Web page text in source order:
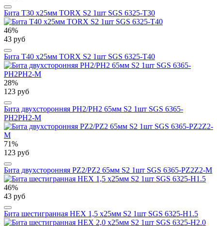
Бита T30 х25мм TORX S2 1шт SGS 6325-T30
46%
43 руб
Бита T40 х25мм TORX S2 1шт SGS 6325-T40
28%
123 руб
Бита двухсторонняя PH2/PН2 65мм S2 1шт SGS 6365-
PH2PH2-M
71%
123 руб
Бита двухсторонняя PZ2/PZ2 65мм S2 1шт SGS 6365-PZ2Z2-M
46%
43 руб
Бита шестигранная HEX 1,5 х25мм S2 1шт SGS 6325-H1.5